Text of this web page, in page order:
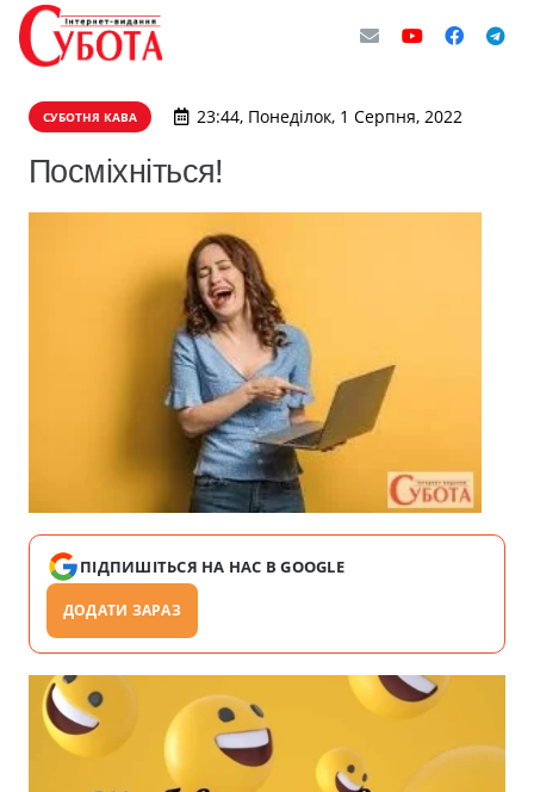
СУБОТНЯ КАВА 23:44, Понеділок, 1 Серпня, 2022
Посміхніться!
ПІДПИШІТЬСЯ НА НАС В GOOGLE
ДОДАТИ ЗАРАЗ